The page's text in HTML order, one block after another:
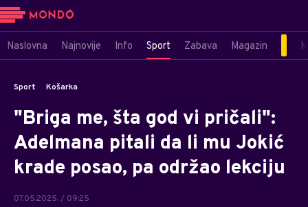
Naslovna Najnovije Info Sport Zabava Magazin
Sport Košarka
"Briga me, šta god vi pričali":
Adelmana pitali da li mu Jokić
krade posao, pa održao lekciju
07.05.2025. / 09:25